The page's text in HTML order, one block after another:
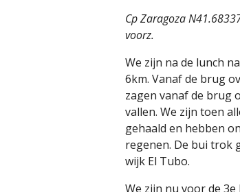
Cp Zaragoza
voorz.
We zijn na de lunch
6km. Vanaf de brug
zagen vanaf de brug
vallen. We zijn toen
gehaald en hebben
regenen. De bui trok
wijk El Tubo.
We zijn nu voor de